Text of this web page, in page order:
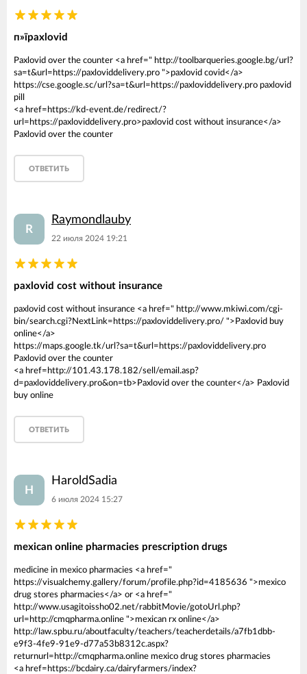
п»їpaxlovid
Paxlovid over the counter <a href=" http://toolbarqueries.google.bg/url?
sa=t&url=https://paxloviddelivery.pro ">paxlovid covid</a>
https://cse.google.sc/url?sa=t&url=https://paxloviddelivery.pro paxlovid
pill
<a href=https://kd-event.de/redirect/?
url=https://paxloviddelivery.pro>paxlovid cost without insurance</a>
Paxlovid over the counter
ОТВЕТИТЬ
R
Raymondlauby
22 июля 2024 19:21
paxlovid cost without insurance
paxlovid cost without insurance <a href=" http://www.mkiwi.com/cgi-
bin/search.cgi?NextLink=https://paxloviddelivery.pro/ ">Paxlovid buy
online</a>
https://maps.google.tk/url?sa=t&url=https://paxloviddelivery.pro
Paxlovid over the counter
<a href=http://101.43.178.182/sell/email.asp?
d=paxloviddelivery.pro&on=tb>Paxlovid over the counter</a> Paxlovid
buy online
ОТВЕТИТЬ
H
HaroldSadia
6 июля 2024 15:27
mexican online pharmacies prescription drugs
medicine in mexico pharmacies <a href="
https://visualchemy.gallery/forum/profile.php?id=4185636 ">mexico
drug stores pharmacies</a> or <a href="
http://www.usagitoissho02.net/rabbitMovie/gotoUrl.php?
url=http://cmqpharma.online ">mexican rx online</a>
http://law.spbu.ru/aboutfaculty/teachers/teacherdetails/a7fb1dbb-
e9f3-4fe9-91e9-d77a53b8312c.aspx?
returnurl=http://cmqpharma.online mexico drug stores pharmacies
<a href=https://bcdairy.ca/dairyfarmers/index?